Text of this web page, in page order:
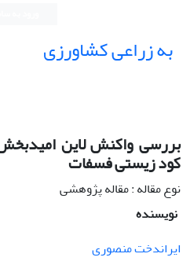
به زراعی کشاورزی
کود زیستی فسفات
نوع مقاله : مقاله پژوهشی
نویسنده
ایراندخت منصوری